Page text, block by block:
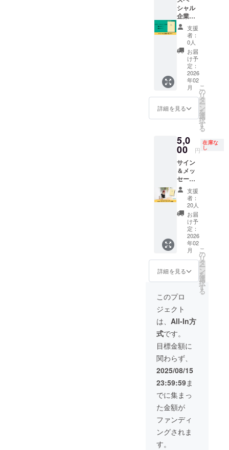
必ずご
記入く
ださ
い。 上
乗せ支
援で、
冊数を
増やせ
ます！
4,300円
上乗せ
＝1冊上
乗せ
乗せ
12,900
円上乗
せ＝3冊
上乗せ
※送料・
税込み
※通常販
売価格
は1冊
5,000円
の予定
です
成版を1
冊お送
りいた
しま
す。 ※
掲載箇
所、サ
イズは
こちら
にお任
せくだ
さい。
※ニック
ネーム
での掲
能で
す。 ※
掲載す
るお名
前、
URLを
備考欄
に必ず
ご記入
くださ
い。 上
乗せ支
援で、
冊数を
増やせ
ます！
4,300円
＝1冊上
乗せ
8,600円
上乗せ
＝2冊上
乗せ
12,900
円上乗
せ＝3冊
上乗せ
※送料・
税込み
※通常販
売価格
は1冊
5,000円
の予定
です
シャル
企業ス
ポン
サー ‐会
社のロ
ゴ＋QR
コード
HAPPA
NOTE（
ハッパ
ノー
ト）完
成版に
たしま
す。
‐HAPP
A
NOTE（
ハッパ
ノー
ト）
✕10冊
※掲載箇
所、サ
イズは
こちら
にお任
せくだ
さい。
※ニック
載も可
能で
す。 ※
掲載す
るロゴ
とQR
コード
のやり
とりの
詳細
は、
CAMPF
IRE登録
のメー
ルへお
送りい
たしま
す。 上
支援
者：
0人
お届
け予
定：
2026
年02
月
詳細を見る
こ
の
リ
タ
ー
ン
を
選
択
す
る
5,0
00 円
在庫な
し
サイン
＆メッ
セージ
入り
HAPPA
NOTE（
ハッパ
ノー
ト）完
成版
HAPPA
NOTE（
ハッパ
ノー
ト）に
サイン
とメッ
セージ
を手書
きさせ
てもら
いま
す！ ‐サ
イン&
メッ
セージ
‐A5サイ
ズ ‐ハー
ドカ
バー ‐80
ページ
予定 上
支援
者：
20人
お届
け予
定：
2026
年02
月
詳細を見る
こ
の
リ
タ
ー
ン
を
選
択
す
る
このプロ
ジェクト
は、 All-In方
式です。
目標金額に
関わらず、
2025/08/15
23:59:59ま
でに集まっ
た金額が
ファンディ
ングされま
す。